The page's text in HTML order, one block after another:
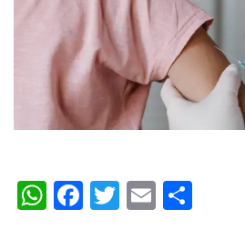
W Fa T
E